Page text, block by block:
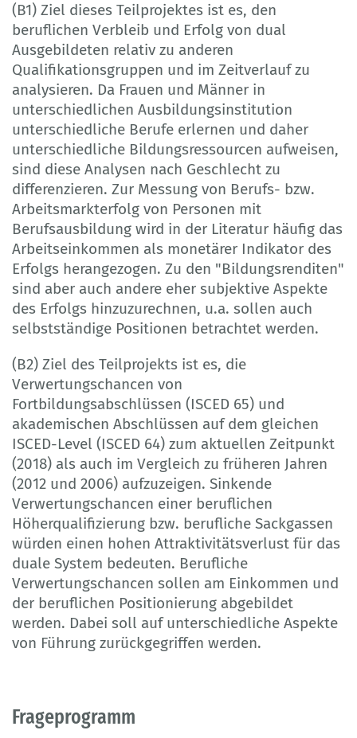
(B1) Ziel dieses Teilprojektes ist es, den
beruflichen Verbleib und Erfolg von dual
Ausgebildeten relativ zu anderen
Qualifikationsgruppen und im Zeitverlauf zu
analysieren. Da Frauen und Männer in
unterschiedlichen Ausbildungsinstitution
unterschiedliche Berufe erlernen und daher
unterschiedliche Bildungsressourcen aufweisen,
sind diese Analysen nach Geschlecht zu
differenzieren. Zur Messung von Berufs- bzw.
Arbeitsmarkterfolg von Personen mit
Berufsausbildung wird in der Literatur häufig das
Arbeitseinkommen als monetärer Indikator des
Erfolgs herangezogen. Zu den "Bildungsrenditen"
sind aber auch andere eher subjektive Aspekte
des Erfolgs hinzuzurechnen, u.a. sollen auch
selbstständige Positionen betrachtet werden.
(B2) Ziel des Teilprojekts ist es, die
Verwertungschancen von
Fortbildungsabschlüssen (ISCED 65) und
akademischen Abschlüssen auf dem gleichen
ISCED-Level (ISCED 64) zum aktuellen Zeitpunkt
(2018) als auch im Vergleich zu früheren Jahren
(2012 und 2006) aufzuzeigen. Sinkende
Verwertungschancen einer beruflichen
Höherqualifizierung bzw. berufliche Sackgassen
würden einen hohen Attraktivitätsverlust für das
duale System bedeuten. Berufliche
Verwertungschancen sollen am Einkommen und
der beruflichen Positionierung abgebildet
werden. Dabei soll auf unterschiedliche Aspekte
von Führung zurückgegriffen werden.
Frageprogramm